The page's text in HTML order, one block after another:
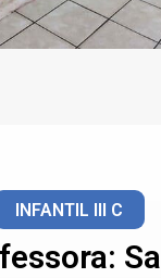
INFANTIL III C